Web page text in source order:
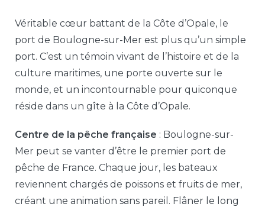
Véritable cœur battant de la Côte d’Opale, le
port de Boulogne-sur-Mer est plus qu’un simple
port. C’est un témoin vivant de l’histoire et de la
culture maritimes, une porte ouverte sur le
monde, et un incontournable pour quiconque
réside dans un gîte à la Côte d’Opale.
Centre de la pêche française : Boulogne-sur-
Mer peut se vanter d’être le premier port de
pêche de France. Chaque jour, les bateaux
reviennent chargés de poissons et fruits de mer,
créant une animation sans pareil. Flâner le long